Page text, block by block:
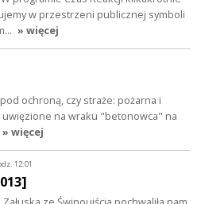
w przestrzeni publicznej symboli
» więcej
ochroną, czy straże: pożarna i
na wraku "betonowca" na
» więcej
12:01